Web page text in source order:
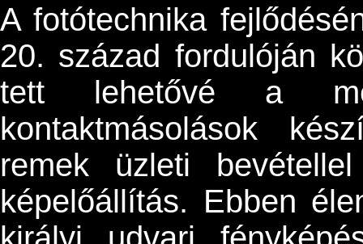
A fotótechnika
20. század fordulóján
tett lehetővé a
kontaktmásolások
remek üzleti
képelőállítás. Ebben